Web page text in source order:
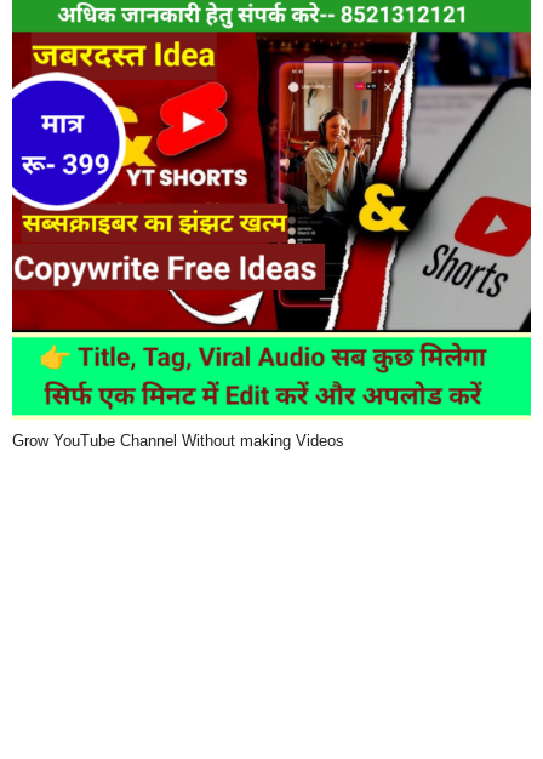
Grow YouTube Channel Without making Videos